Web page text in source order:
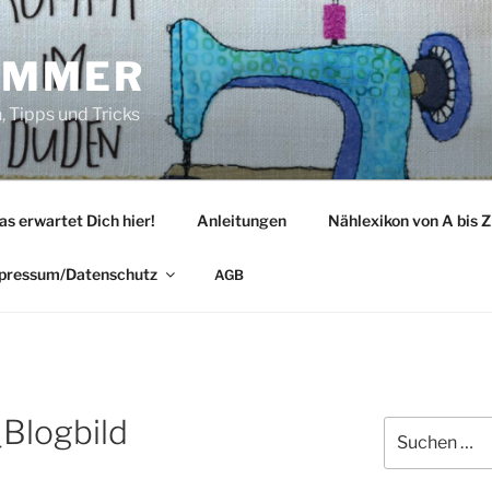
Tipps und Tricks
erwartet Dich hier! Anleitungen Nählexikon von A bis Z
Datenschutz AGB
nach: